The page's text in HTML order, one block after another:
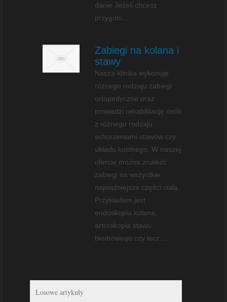
danie Jeżeli chcesz
przygoto...
Zabiegi na kolana i
stawy
Nasza klinika wykonuje
różnego rodzaju zabiegi
ortopedyczne oraz
prowadzi rehabilitację osób
z różnego rodzaju
schorzeniami stawów czy
układu kostnego. W naszej
ofercie można znaleźć
zabiegi na wszystkie
najważniejsze części ciała.
Przykładem jest
endoskopia kolana,
artroskopia stawu
biodrowego czy lecz...
Losowe artykuły